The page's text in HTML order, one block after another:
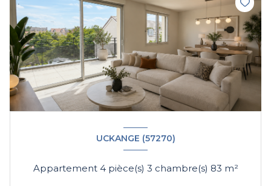
UCKANGE (57270)
Appartement 4 pièce(s) 3 chambre(s) 83 m²